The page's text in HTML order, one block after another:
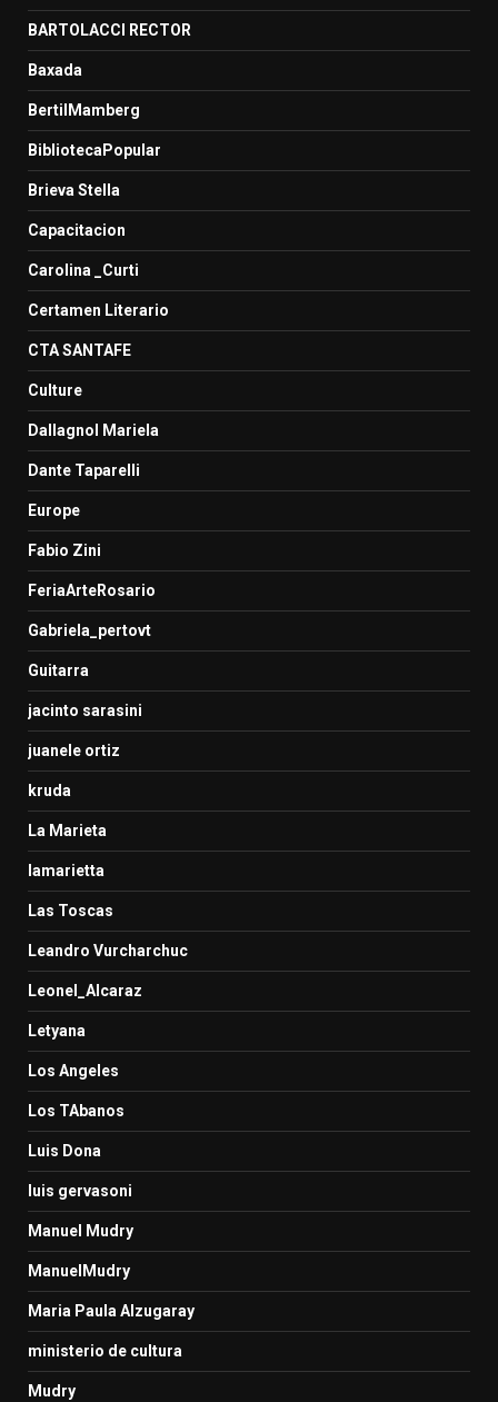
BARTOLACCI RECTOR
Baxada
BertilMamberg
BibliotecaPopular
Brieva Stella
Capacitacion
Carolina _Curti
Certamen Literario
CTA SANTAFE
Culture
Dallagnol Mariela
Dante Taparelli
Europe
Fabio Zini
FeriaArteRosario
Gabriela_pertovt
Guitarra
jacinto sarasini
juanele ortiz
kruda
La Marieta
lamarietta
Las Toscas
Leandro Vurcharchuc
Leonel_Alcaraz
Letyana
Los Angeles
Los TAbanos
Luis Dona
luis gervasoni
Manuel Mudry
ManuelMudry
Maria Paula Alzugaray
ministerio de cultura
Mudry